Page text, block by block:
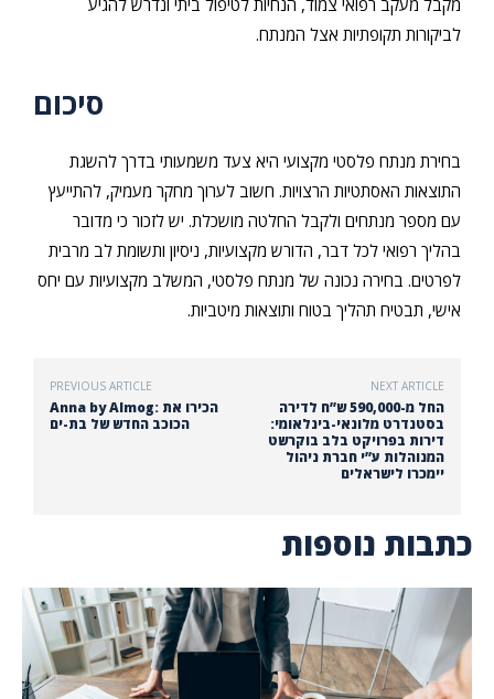
מקבל מעקב רפואי צמוד, הנחיות לטיפול ביתי ונדרש להגיע
לביקורות תקופתיות אצל המנתח.
סיכום
בחירת מנתח פלסטי מקצועי היא צעד משמעותי בדרך להשגת
התוצאות האסתטיות הרצויות. חשוב לערוך מחקר מעמיק, להתייעץ
עם מספר מנתחים ולקבל החלטה מושכלת. יש לזכור כי מדובר
בהליך רפואי לכל דבר, הדורש מקצועיות, ניסיון ותשומת לב מרבית
לפרטים. בחירה נכונה של מנתח פלסטי, המשלב מקצועיות עם יחס
אישי, תבטיח תהליך בטוח ותוצאות מיטביות.
PREVIOUS ARTICLE
Anna by Almog: הכירו את
הכוכב החדש של בת-ים
NEXT ARTICLE
החל מ-590,000 ש”ח לדירה
בסטנדרט מלונאי-בינלאומי:
דירות בפרויקט בלב בוקרשט
המנוהלות ע”י חברת ניהול
יימכרו לישראלים
כתבות נוספות